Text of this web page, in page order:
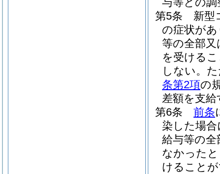
第5条
新型
の症状が
等の全部
を受ける
しない。
条第2項の
差額を支給
第6条
前条
染した場
給与等の
なかった
けること